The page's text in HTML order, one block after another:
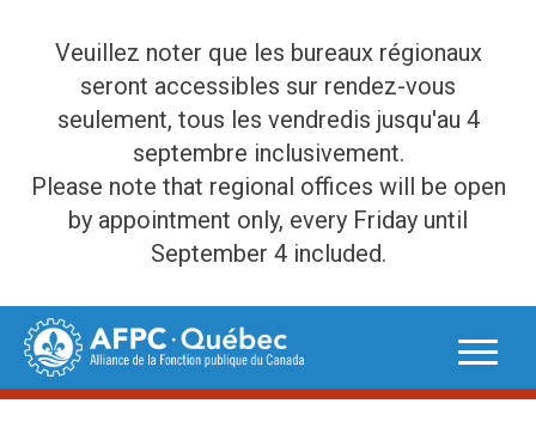
Veuillez noter que les bureaux régionaux
seront accessibles sur rendez-vous
seulement, tous les vendredis jusqu'au 4
septembre inclusivement.
Please note that regional offices will be open
by appointment only, every Friday until
September 4 included.
Skip
content